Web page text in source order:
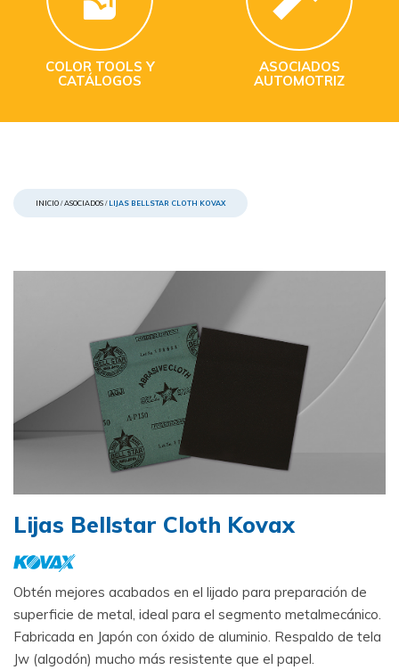
COLOR TOOLS Y
CATÁLOGOS
ASOCIADOS
AUTOMOTRIZ
INICIO /ASOCIADOS / LIJAS BELLSTAR CLOTH KOVAX
Lijas Bellstar Cloth Kovax
Obtén mejores acabados en el lijado para preparación de
superficie de metal, ideal para el segmento metalmecánico.
Fabricada en Japón con óxido de aluminio. Respaldo de tela
Jw (algodón) mucho más resistente que el papel.